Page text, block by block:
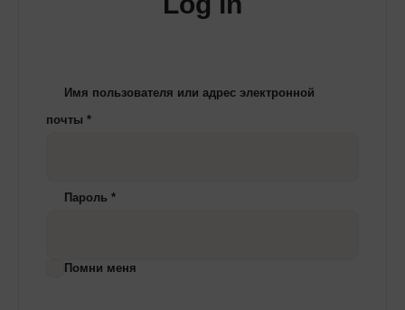
Имя пользователя или адрес электронной
почты*
Пароль*
Помни меня